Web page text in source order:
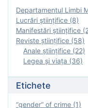
Departamentul Limbi
Lucrări științifice (8)
Manifestări ştiinţifice
Reviste ştiinţifice (58)
Anale ştiinţifice (22)
Legea şi viaţa (36)
Etichete
“gender” of crime (1)